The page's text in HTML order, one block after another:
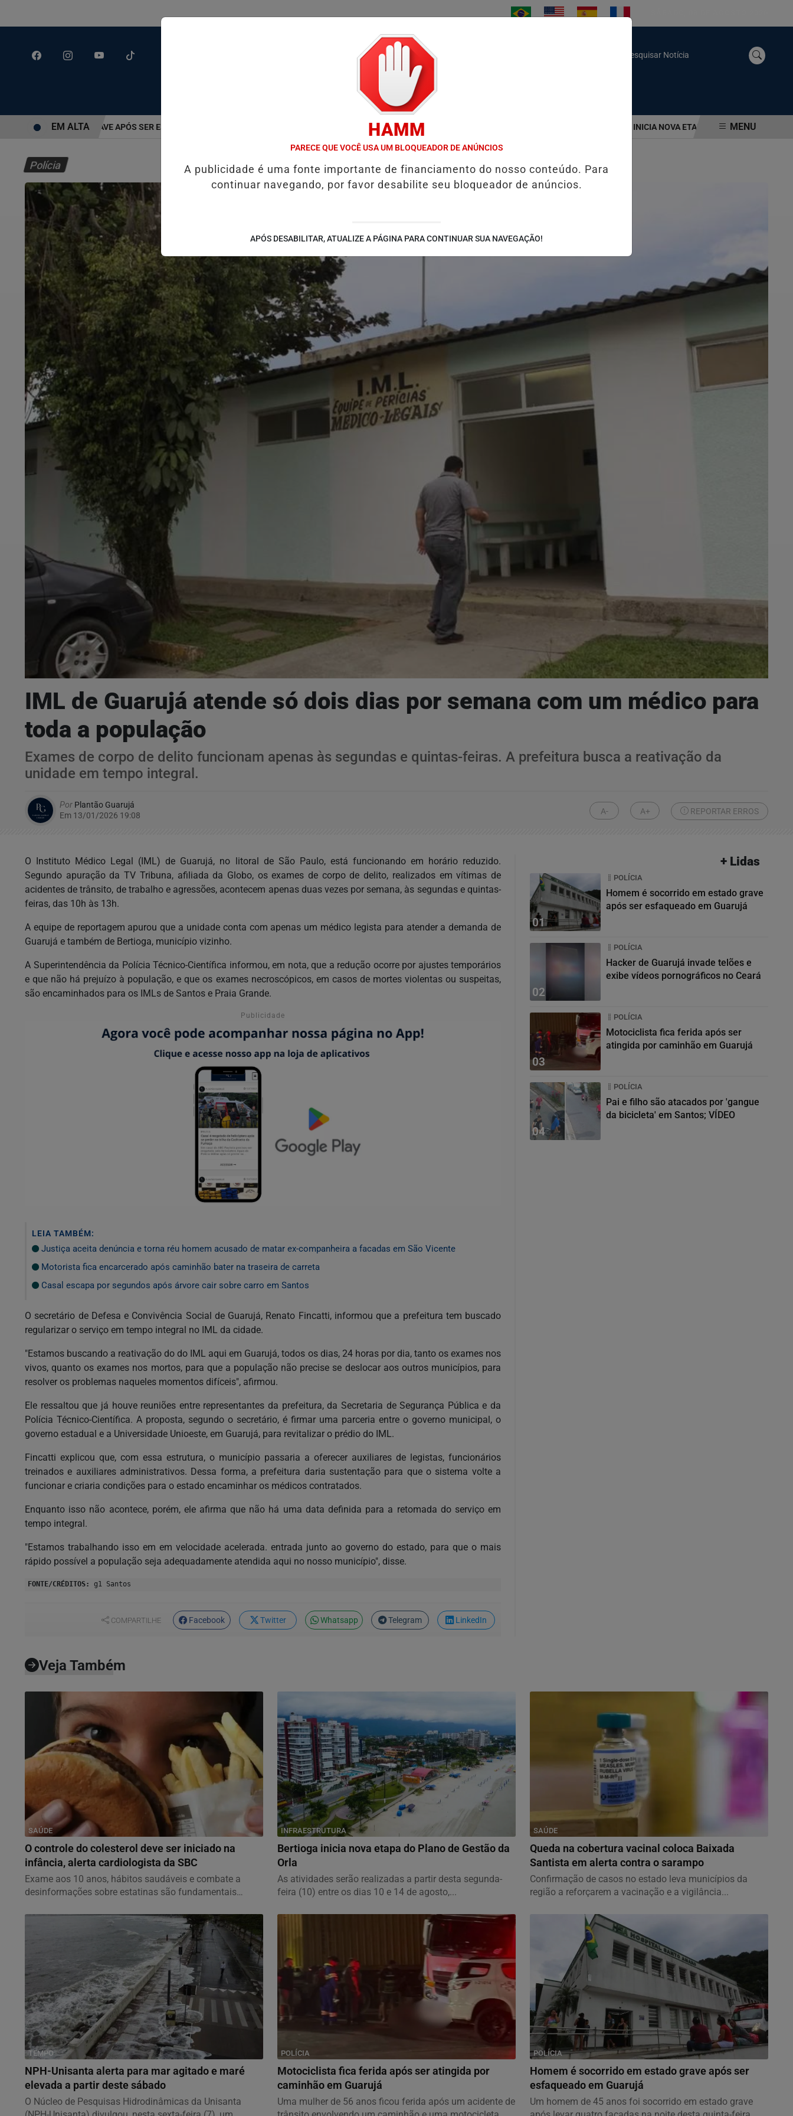
Pesquisar Notícia
NOTÍCIAS / BAIXE AGORA
EM ESTADO GRAVE APÓS SER ESFAQUEADO EM GUARUJÁ MOTOCICLISTA FICA FERIDA APÓS SER ATINGIDA POR CAMINHÃO EM GUARUJÁ BERTIOGA INICIA NOVA ETAPA DO PLANO DE GESTÃO DA
EM ALTA MENU
Polícia
IML de Guarujá atende só dois dias por semana com um médico para
toda a população
Exames de corpo de delito funcionam apenas às segundas e quintas-feiras. A prefeitura busca a reativação da
unidade em tempo integral.
Por Plantão Guarujá
Em 13/01/2026 19:08
A- A+ REPORTAR ERROS
O Instituto Médico Legal (IML) de Guarujá, no litoral de São Paulo, está funcionando em horário reduzido.
Segundo apuração da TV Tribuna, afiliada da Globo, os exames de corpo de delito, realizados em vítimas de
acidentes de trânsito, de trabalho e agressões, acontecem apenas duas vezes por semana, às segundas e quintas-
feiras, das 10h às 13h.
A equipe de reportagem apurou que a unidade conta com apenas um médico legista para atender a demanda de
Guarujá e também de Bertioga, município vizinho.
A Superintendência da Polícia Técnico-Científica informou, em nota, que a redução ocorre por ajustes temporários
e que não há prejuízo à população, e que os exames necroscópicos, em casos de mortes violentas ou suspeitas,
são encaminhados para os IMLs de Santos e Praia Grande.
Publicidade
LEIA TAMBÉM:
Justiça aceita denúncia e torna réu homem acusado de matar ex-companheira a facadas em São Vicente
Motorista fica encarcerado após caminhão bater na traseira de carreta
Casal escapa por segundos após árvore cair sobre carro em Santos
O secretário de Defesa e Convivência Social de Guarujá, Renato Fincatti, informou que a prefeitura tem buscado
regularizar o serviço em tempo integral no IML da cidade.
"Estamos buscando a reativação do do IML aqui em Guarujá, todos os dias, 24 horas por dia, tanto os exames nos
vivos, quanto os exames nos mortos, para que a população não precise se deslocar aos outros municípios, para
resolver os problemas naqueles momentos difíceis", afirmou.
Ele ressaltou que já houve reuniões entre representantes da prefeitura, da Secretaria de Segurança Pública e da
Polícia Técnico-Científica. A proposta, segundo o secretário, é firmar uma parceria entre o governo municipal, o
governo estadual e a Universidade Unioeste, em Guarujá, para revitalizar o prédio do IML.
Fincatti explicou que, com essa estrutura, o município passaria a oferecer auxiliares de legistas, funcionários
treinados e auxiliares administrativos. Dessa forma, a prefeitura daria sustentação para que o sistema volte a
funcionar e criaria condições para o estado encaminhar os médicos contratados.
Enquanto isso não acontece, porém, ele afirma que não há uma data definida para a retomada do serviço em
tempo integral.
"Estamos trabalhando isso em em velocidade acelerada. entrada junto ao governo do estado, para que o mais
rápido possível a população seja adequadamente atendida aqui no nosso município", disse.
FONTE/CRÉDITOS: g1 Santos
COMPARTILHE Facebook Twitter Whatsapp Telegram LinkedIn
+ Lidas
01
POLÍCIA
Homem é socorrido em estado grave
após ser esfaqueado em Guarujá
02
POLÍCIA
Hacker de Guarujá invade telões e
exibe vídeos pornográficos no Ceará
03
POLÍCIA
Motociclista fica ferida após ser
atingida por caminhão em Guarujá
04
POLÍCIA
Pai e filho são atacados por 'gangue
da bicicleta' em Santos; VÍDEO
Veja Também
SAÚDE
O controle do colesterol deve ser iniciado na
infância, alerta cardiologista da SBC
Exame aos 10 anos, hábitos saudáveis e combate a
desinformações sobre estatinas são fundamentais
INFRAESTRUTURA
Bertioga inicia nova etapa do Plano de Gestão da
Orla
As atividades serão realizadas a partir desta segunda-
feira (10) entre os dias 10 e 14 de agosto,...
SAÚDE
Queda na cobertura vacinal coloca Baixada
Santista em alerta contra o sarampo
Confirmação de casos no estado leva municípios da
região a reforçarem a vacinação e a vigilância...
TEMPO
NPH-Unisanta alerta para mar agitado e maré
elevada a partir deste sábado
O Núcleo de Pesquisas Hidrodinâmicas da Unisanta
POLÍCIA
Motociclista fica ferida após ser atingida por
caminhão em Guarujá
Uma mulher de 56 anos ficou ferida após um acidente de
POLÍCIA
Homem é socorrido em estado grave após ser
esfaqueado em Guarujá
Um homem de 45 anos foi socorrido em estado grave
HAMM
PARECE QUE VOCÊ USA UM BLOQUEADOR DE ANÚNCIOS
A publicidade é uma fonte importante de financiamento do nosso conteúdo. Para
continuar navegando, por favor desabilite seu bloqueador de anúncios.
APÓS DESABILITAR, ATUALIZE A PÁGINA PARA CONTINUAR SUA NAVEGAÇÃO!